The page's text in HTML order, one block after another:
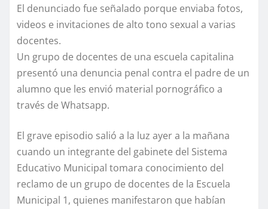
El denunciado fue señalado porque enviaba fotos,
videos e invitaciones de alto tono sexual a varias
docentes.
Un grupo de docentes de una escuela capitalina
presentó una denuncia penal contra el padre de un
alumno que les envió material pornográfico a
través de Whatsapp.
El grave episodio salió a la luz ayer a la mañana
cuando un integrante del gabinete del Sistema
Educativo Municipal tomara conocimiento del
reclamo de un grupo de docentes de la Escuela
Municipal 1, quienes manifestaron que habían